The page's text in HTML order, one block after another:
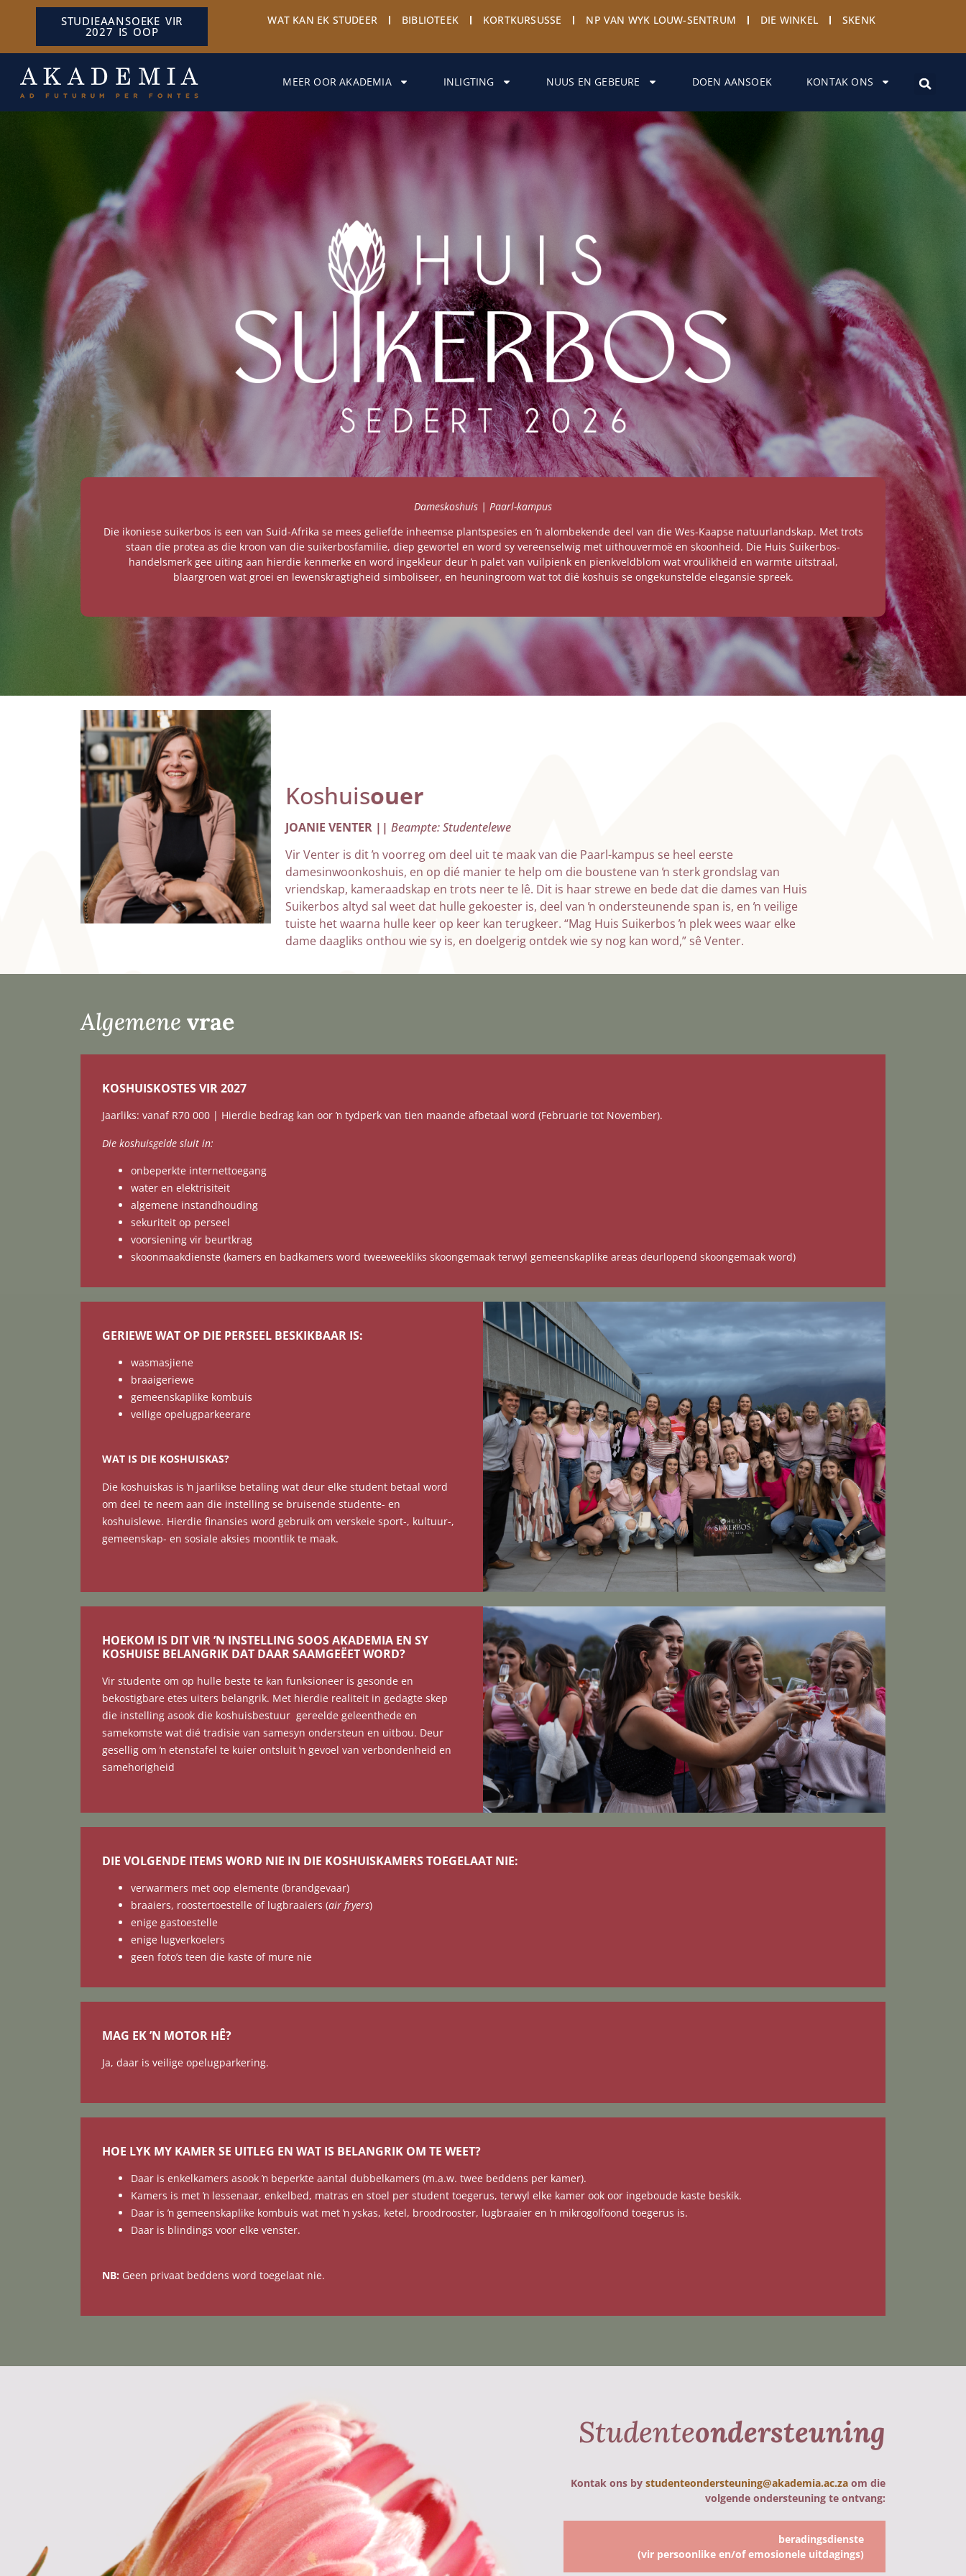
STUDIEAANSOEKE VIR
2027 IS OOP
WAT KAN EK STUDEER BIBLIOTEEK KORTKURSUSSE NP VAN WYK LOUW-SENTRUM DIE WINKEL SKENK
MEER OOR AKADEMIA INLIGTING NUUS EN GEBEURE DOEN AANSOEK KONTAK ONS
Dameskoshuis | Paarl-kampus
Die ikoniese suikerbos is een van Suid-Afrika se mees geliefde inheemse plantspesies en ŉ alombekende deel van die Wes-Kaapse natuurlandskap. Met trots
staan die protea as die kroon van die suikerbosfamilie, diep gewortel en word sy vereenselwig met uithouvermoë en skoonheid. Die Huis Suikerbos-
handelsmerk gee uiting aan hierdie kenmerke en word ingekleur deur ŉ palet van vuilpienk en pienkveldblom wat vroulikheid en warmte uitstraal,
blaargroen wat groei en lewenskragtigheid simboliseer, en heuningroom wat tot dié koshuis se ongekunstelde elegansie spreek.
Koshuisouer
JOANIE VENTER || Beampte: Studentelewe
Vir Venter is dit ŉ voorreg om deel uit te maak van die Paarl-kampus se heel eerste
damesinwoonkoshuis, en op dié manier te help om die boustene van ŉ sterk grondslag van
vriendskap, kameraadskap en trots neer te lê. Dit is haar strewe en bede dat die dames van Huis
Suikerbos altyd sal weet dat hulle gekoester is, deel van ŉ ondersteunende span is, en ŉ veilige
tuiste het waarna hulle keer op keer kan terugkeer. “Mag Huis Suikerbos ŉ plek wees waar elke
dame daagliks onthou wie sy is, en doelgerig ontdek wie sy nog kan word,” sê Venter.
Algemene vrae
KOSHUISKOSTES VIR 2027
Jaarliks: vanaf R70 000 | Hierdie bedrag kan oor ŉ tydperk van tien maande afbetaal word (Februarie tot November).
Die koshuisgelde sluit in:
onbeperkte internettoegang
water en elektrisiteit
algemene instandhouding
sekuriteit op perseel
voorsiening vir beurtkrag
skoonmaakdienste (kamers en badkamers word tweeweekliks skoongemaak terwyl gemeenskaplike areas deurlopend skoongemaak word)
GERIEWE WAT OP DIE PERSEEL BESKIKBAAR IS:
wasmasjiene
braaigeriewe
gemeenskaplike kombuis
veilige opelugparkeerare
WAT IS DIE KOSHUISKAS?
Die koshuiskas is ŉ jaarlikse betaling wat deur elke student betaal word
om deel te neem aan die instelling se bruisende studente- en
koshuislewe. Hierdie finansies word gebruik om verskeie sport-, kultuur-,
gemeenskap- en sosiale aksies moontlik te maak.
HOEKOM IS DIT VIR ʼN INSTELLING SOOS AKADEMIA EN SY
KOSHUISE BELANGRIK DAT DAAR SAAMGEËET WORD?
Vir studente om op hulle beste te kan funksioneer is gesonde en
bekostigbare etes uiters belangrik. Met hierdie realiteit in gedagte skep
die instelling asook die koshuisbestuur gereelde geleenthede en
samekomste wat dié tradisie van samesyn ondersteun en uitbou. Deur
gesellig om ŉ etenstafel te kuier ontsluit ŉ gevoel van verbondenheid en
samehorigheid
DIE VOLGENDE ITEMS WORD NIE IN DIE KOSHUISKAMERS TOEGELAAT NIE:
verwarmers met oop elemente (brandgevaar)
braaiers, roostertoestelle of lugbraaiers (air fryers)
enige gastoestelle
enige lugverkoelers
geen foto’s teen die kaste of mure nie
MAG EK ʼN MOTOR HÊ?
Ja, daar is veilige opelugparkering.
HOE LYK MY KAMER SE UITLEG EN WAT IS BELANGRIK OM TE WEET?
Daar is enkelkamers asook ŉ beperkte aantal dubbelkamers (m.a.w. twee beddens per kamer).
Kamers is met ŉ lessenaar, enkelbed, matras en stoel per student toegerus, terwyl elke kamer ook oor ingeboude kaste beskik.
Daar is ŉ gemeenskaplike kombuis wat met ŉ yskas, ketel, broodrooster, lugbraaier en ŉ mikrogolfoond toegerus is.
Daar is blindings voor elke venster.
NB: Geen privaat beddens word toegelaat nie.
Studenteondersteuning
Kontak ons by studenteondersteuning@akademia.ac.za om die
volgende ondersteuning te ontvang:
beradingsdienste
(vir persoonlike en/of emosionele uitdagings)